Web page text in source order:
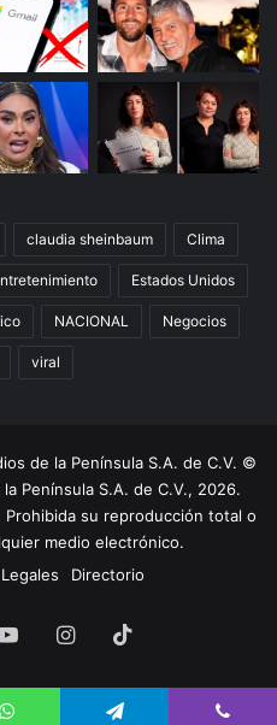
claudia sheinbaum Clima
Estados Unidos
NACIONAL Negocios
viral
de la Península S.A. de C.V. ©
Península S.A. de C.V., 2026.
su reproducción total o
medio electrónico.
Directorio
YouTubeInstagram